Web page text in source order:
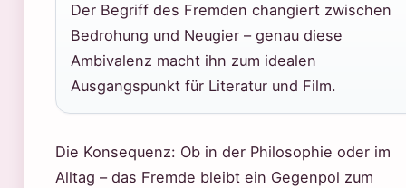
Der Begriff des Fremden changiert zwischen
Bedrohung und Neugier – genau diese
Ambivalenz macht ihn zum idealen
Ausgangspunkt für Literatur und Film.
Die Konsequenz: Ob in der Philosophie oder im
Alltag – das Fremde bleibt ein Gegenpol zum